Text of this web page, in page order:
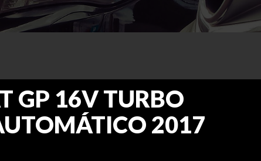
GP 16V TURBO
2017